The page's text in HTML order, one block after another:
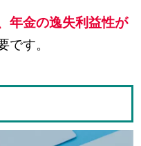
年金の逸失利益性が
です。